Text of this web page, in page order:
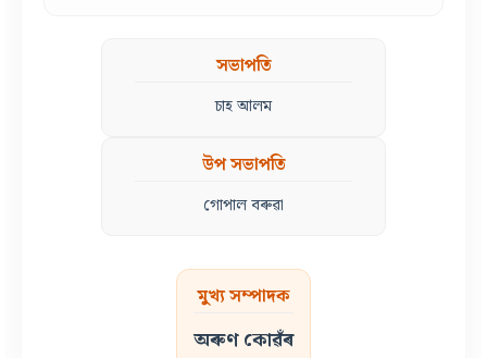
সভাপতি
চাহ আলম
উপ সভাপতি
গোপাল বৰুৱা
মুখ্য সম্পাদক
অৰুণ কোৱঁৰ